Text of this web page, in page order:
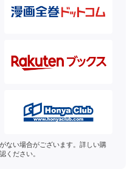
ない場合がございます。詳しい購
ください。